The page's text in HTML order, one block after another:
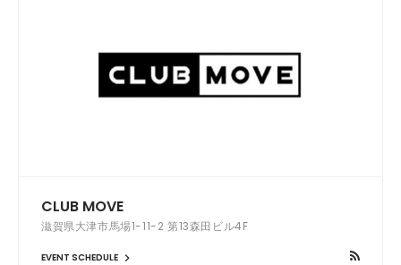
CLUB MOVE
滋賀県大津市馬場1-11-2 第13森田ビル4F
EVENT SCHEDULE